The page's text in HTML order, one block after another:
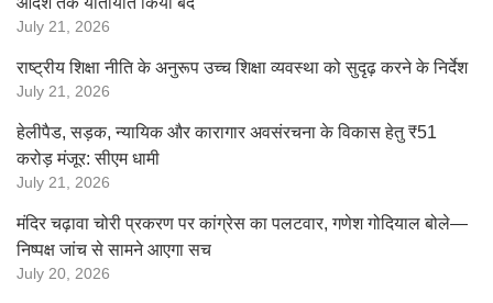
July 21, 2026
राष्ट्रीय शिक्षा नीति के अनुरूप उच्च शिक्षा व्यवस्था को सुदृढ़ करने के निर्देश
July 21, 2026
हेलीपैड, सड़क, न्यायिक और कारागार अवसंरचना के विकास हेतु ₹51
करोड़ मंजूर: सीएम धामी
July 21, 2026
मंदिर चढ़ावा चोरी प्रकरण पर कांग्रेस का पलटवार, गणेश गोदियाल बोले—
निष्पक्ष जांच से सामने आएगा सच
July 20, 2026